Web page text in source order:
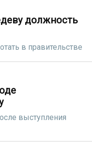
должность
в правительстве
выступления